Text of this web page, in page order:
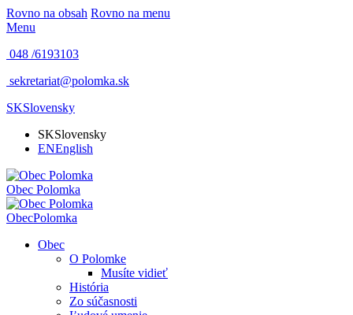
Rovno na obsah Rovno na menu
Menu
048 /6193103
sekretariat@polomka.sk
SKSlovensky
SKSlovensky
ENEnglish
Obec Polomka
ObecPolomka
Obec
O Polomke
Musíte vidieť
História
Zo súčasnosti